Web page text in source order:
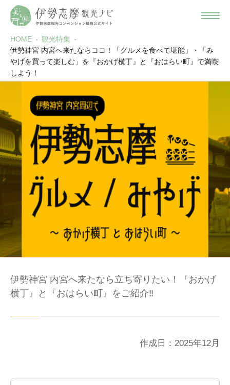
HOME
観光特集
伊勢神宮 内宮へ来たならココ！「グルメを食べて堪能」・「み
やげを買って楽しむ」を『おかげ横丁』と『おはらい町』で満喫
しよう！
伊勢神宮 内宮へ来たなら立ち寄りたい！『おかげ
横丁』と『おはらい町』をご紹介‼
作成日：2025年12月